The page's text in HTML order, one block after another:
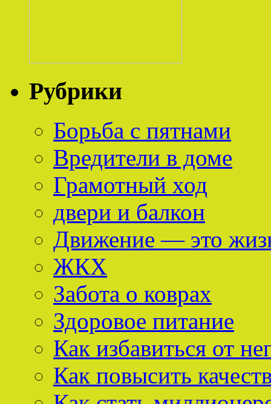
Рубрики
Борьба с пятнами
Вредители в доме
Грамотный ход
двери и балкон
Движение — это
ЖКХ
Забота о коврах
Здоровое питание
Как избавиться от
Как повысить